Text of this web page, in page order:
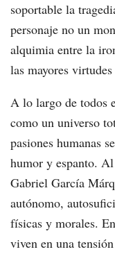
soportable la
personaje no un
alquimia entre la
las mayores
A lo largo de todos
como un universo
pasiones humanas
humor y espanto.
Gabriel García
autónomo,
físicas y morales.
viven en una